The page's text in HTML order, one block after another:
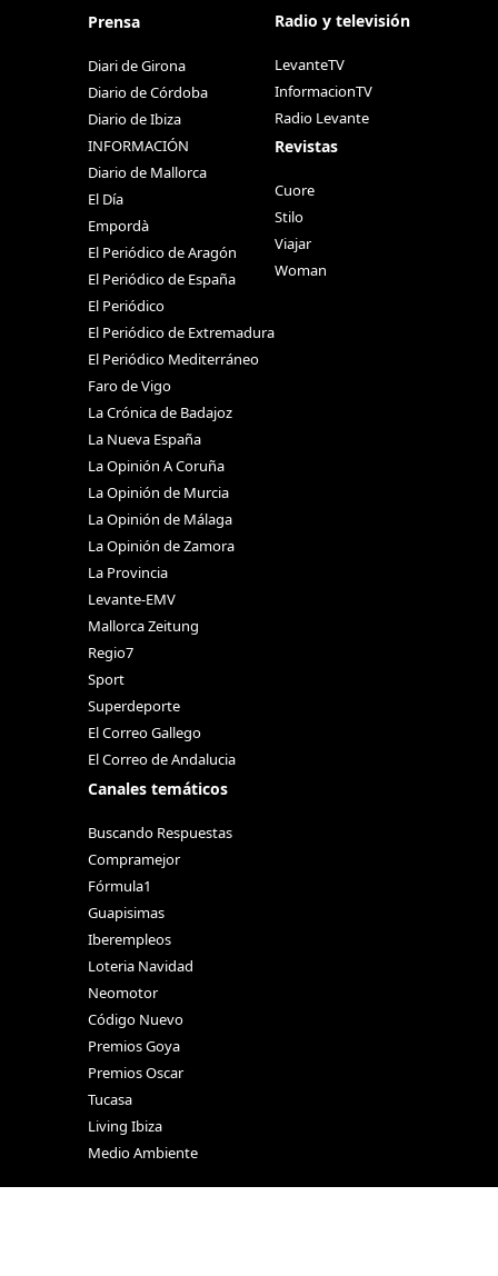
Prensa
Diari de Girona
Diario de Córdoba
Diario de Ibiza
INFORMACIÓN
Diario de Mallorca
El Día
Empordà
El Periódico de Aragón
El Periódico de España
El Periódico
El Periódico de Extremadura
El Periódico Mediterráneo
Faro de Vigo
La Crónica de Badajoz
La Nueva España
La Opinión A Coruña
La Opinión de Murcia
La Opinión de Málaga
La Opinión de Zamora
La Provincia
Levante-EMV
Mallorca Zeitung
Regio7
Sport
Superdeporte
El Correo Gallego
El Correo de Andalucia
Canales temáticos
Buscando Respuestas
Compramejor
Fórmula1
Guapisimas
Iberempleos
Loteria Navidad
Neomotor
Código Nuevo
Premios Goya
Premios Oscar
Tucasa
Living Ibiza
Medio Ambiente
Radio y televisión
LevanteTV
InformacionTV
Radio Levante
Revistas
Cuore
Stilo
Viajar
Woman